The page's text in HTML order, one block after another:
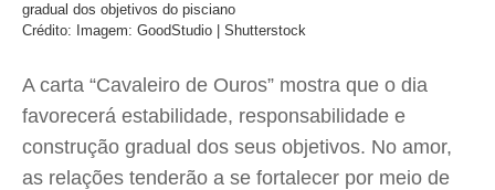
gradual dos objetivos do pisciano
Crédito: Imagem: GoodStudio | Shutterstock
A carta “Cavaleiro de Ouros” mostra que o dia
favorecerá estabilidade, responsabilidade e
construção gradual dos seus objetivos. No amor,
as relações tenderão a se fortalecer por meio de